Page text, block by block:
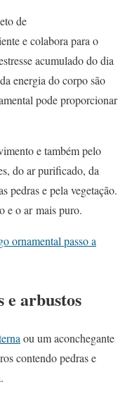
de
e colabora para o
acumulado do dia
energia do corpo são
pode proporcionar
e também pelo
do ar purificado, da
pedras e pela vegetação.
e o ar mais puro.
ornamental passo a
e arbustos
ou um aconchegante
contendo pedras e